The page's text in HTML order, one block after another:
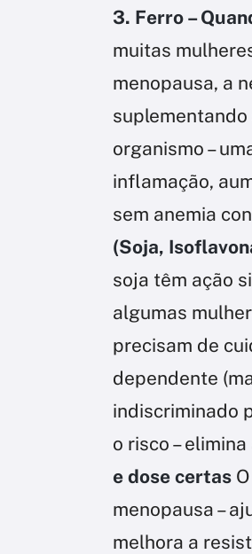
3. Ferro –
muitas
menopausa, a
organismo –
inflamação,
sem anemia
(Soja,
soja têm ação
algumas
precisam de
dependente
indiscriminado
o risco –
e dose certas
menopausa –
melhora a